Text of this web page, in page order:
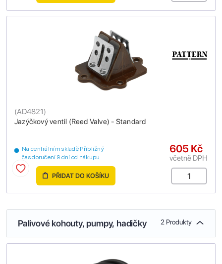
Jazýčkový ventil (Reed Valve) - Standard
(AD4821)
Na centrálním skladě Přibližný
čas doručení 9 dní od nákupu
605 Kč
včetně DPH
PŘIDAT DO KOŠÍKU
Palivové kohouty, pumpy, hadičky 2 Produkty